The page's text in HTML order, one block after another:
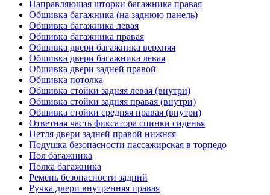
Направляющая шторки багажника правая
Обшивка багажника (на заднюю панель)
Обшивка багажника левая
Обшивка багажника правая
Обшивка двери багажника верхняя
Обшивка двери багажника левая
Обшивка двери задней правой
Обшивка потолка
Обшивка стойки задняя левая (внутри)
Обшивка стойки задняя правая (внутри)
Обшивка стойки средняя правая (внутри)
Ответная часть фиксатора спинки сиденья
Петля двери задней правой нижняя
Подушка безопасности пассажирская в торпедо
Пол багажника
Полка багажника
Ремень безопасности задний
Ручка двери внутренняя правая